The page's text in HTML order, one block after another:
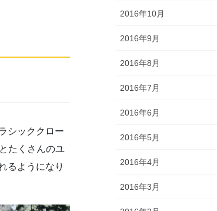
シッククロー
たくさんのユ
るようになり
2016年10月
2016年9月
2016年8月
2016年7月
2016年6月
2016年5月
2016年4月
2016年3月